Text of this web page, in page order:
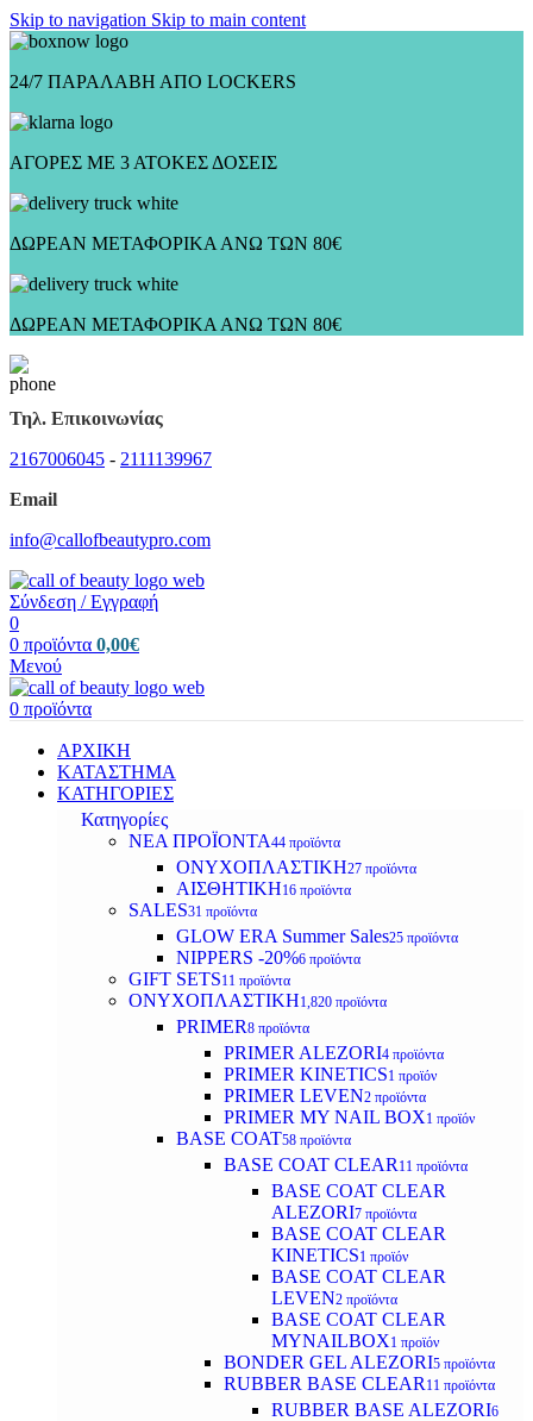
Skip to navigation Skip to main content
24/7 ΠΑΡΑΛΑΒΗ ΑΠΟ LOCKERS
ΑΓΟΡΕΣ ΜΕ 3 ΑΤΟΚΕΣ ΔΟΣΕΙΣ
ΔΩΡΕΑΝ ΜΕΤΑΦΟΡΙΚΑ ΑΝΩ ΤΩΝ 80€
ΔΩΡΕΑΝ ΜΕΤΑΦΟΡΙΚΑ ΑΝΩ ΤΩΝ 80€
Τηλ. Επικοινωνίας
2167006045 - 2111139967
Email
info@callofbeautypro.com
Σύνδεση / Εγγραφή
0
0 προϊόντα 0,00€
Μενού
0 προϊόντα
ΑΡΧΙΚΗ
ΚΑΤΑΣΤΗΜΑ
ΚΑΤΗΓΟΡΙΕΣ
Κατηγορίες
ΝΕΑ ΠΡΟΪΟΝΤΑ44 προϊόντα
ΟΝΥΧΟΠΛΑΣΤΙΚΗ27 προϊόντα
ΑΙΣΘΗΤΙΚΗ16 προϊόντα
SALES31 προϊόντα
GLOW ERA Summer Sales25 προϊόντα
NIPPERS -20%6 προϊόντα
GIFT SETS11 προϊόντα
ΟΝΥΧΟΠΛΑΣΤΙΚΗ1,820 προϊόντα
PRIMER8 προϊόντα
PRIMER ALEZORI4 προϊόντα
PRIMER KINETICS1 προϊόν
PRIMER LEVEN2 προϊόντα
PRIMER MY NAIL BOX1 προϊόν
BASE COAT58 προϊόντα
BASE COAT CLEAR 11 προϊόντα
BASE COAT CLEAR
ALEZORI7 προϊόντα
BASE COAT CLEAR
KINETICS1 προϊόν
BASE COAT CLEAR
LEVEN2 προϊόντα
BASE COAT CLEAR
MYNAILBOX1 προϊόν
BONDER GEL ALEZORI5 προϊόντα
RUBBER BASE CLEAR 11 προϊόντα
RUBBER BASE ALEZORI6